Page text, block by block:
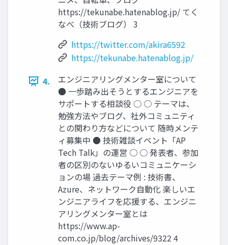
https://tekunabe.hatenablog.jp/ てく
なべ（技術ブログ） 3
https://twitter.com/akira6592
https://tekunabe.hatenablog.jp/
4.
エンジニアリングメンター室について
● 一歩踏み出そうとするエンジニアを
サポートする相談役 ○ ○ テーマは、
勉強方法やブログ、社外コミュニティ
との関わり方などについて 随時メンテ
ィ募集中 ● 技術雑談イベント「AP
Tech Talk」の運営 ○ ○ 発表者、参加
者の区別のないゆるいコミュニケーシ
ョンの場 過去テーマ例 : 技術書、
Azure、ネットワーク自動化 楽しいエ
ンジニアライフを応援する、エンジニ
アリングメンター室とは
https://www.ap-
com.co.jp/blog/archives/9322 4